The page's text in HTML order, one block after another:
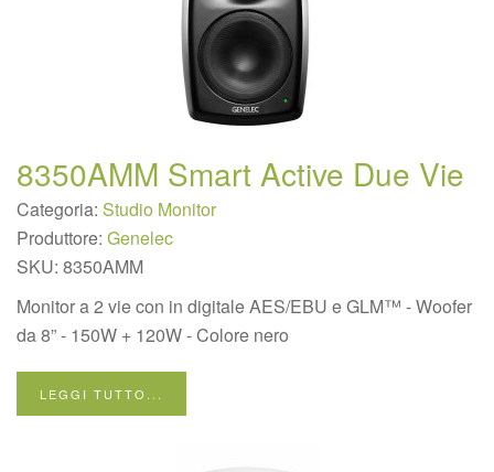
8350AMM Smart Active Due Vie
Categoria: Studio Monitor
Produttore: Genelec
SKU: 8350AMM
Monitor a 2 vie con in digitale AES/EBU e GLM™ - Woofer
da 8” - 150W + 120W - Colore nero
LEGGI TUTTO...